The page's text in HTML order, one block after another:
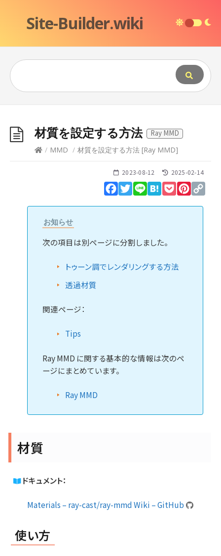
Site-Builder.wiki
材質を設定する方法
Ray MMD
/ MMD / 材質を設定する方法 [Ray MMD]
2023-08-12 2025-02-14
Facebook
Twitter
Line HatenaPocket
お知らせ
次の項目は別ページに分割しました。
トゥーン調でレンダリングする方法
透過材質
関連ページ：
Tips
Ray MMD に関する基本的な情報は次のペ
ージにまとめています。
Ray MMD
材質
ドキュメント：
Materials – ray-cast/ray-mmd Wiki – GitHub
使い方